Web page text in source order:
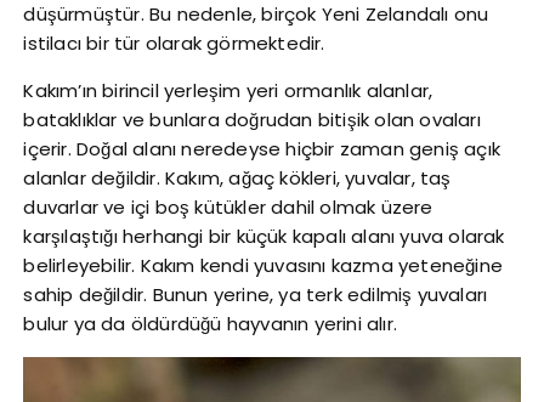
düşürmüştür. Bu nedenle, birçok Yeni Zelandalı onu
istilacı bir tür olarak görmektedir.
Kakım’ın birincil yerleşim yeri ormanlık alanlar,
bataklıklar ve bunlara doğrudan bitişik olan ovaları
içerir. Doğal alanı neredeyse hiçbir zaman geniş açık
alanlar değildir. Kakım, ağaç kökleri, yuvalar, taş
duvarlar ve içi boş kütükler dahil olmak üzere
karşılaştığı herhangi bir küçük kapalı alanı yuva olarak
belirleyebilir. Kakım kendi yuvasını kazma yeteneğine
sahip değildir. Bunun yerine, ya terk edilmiş yuvaları
bulur ya da öldürdüğü hayvanın yerini alır.